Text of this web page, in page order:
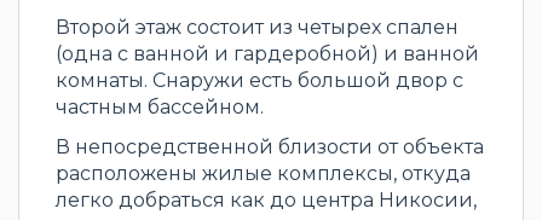
Второй этаж состоит из четырех спален
(одна с ванной и гардеробной) и ванной
комнаты. Снаружи есть большой двор с
частным бассейном.
В непосредственной близости от объекта
расположены жилые комплексы, откуда
легко добраться как до центра Никосии,